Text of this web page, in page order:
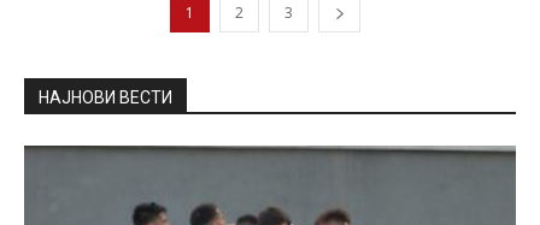
1 2 3
НАЈНОВИ ВЕСТИ